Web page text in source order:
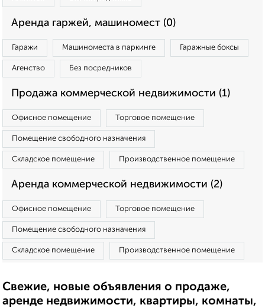
Аренда гаржей, машиномест (0)
Гаражи Машиноместа в паркинге Гаражные боксы
Агенство Без посредников
Продажа коммерческой недвижимости (1)
Офисное помещение Торговое помещение
Помещение свободного назначения
Складское помещение Производственное помещение
Аренда коммерческой недвижимости (2)
Офисное помещение Торговое помещение
Помещение свободного назначения
Складское помещение Производственное помещение
Свежие, новые объявления о продаже,
аренде недвижимости, квартиры, комнаты,